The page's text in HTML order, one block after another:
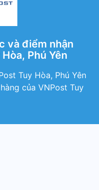
và điểm nhận
Phú Yên
Tuy Hòa, Phú Yên
của VNPost Tuy